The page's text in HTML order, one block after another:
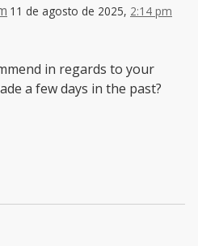
11 de agosto de 2025, 2:14 pm
in regards to your
a few days in the past?